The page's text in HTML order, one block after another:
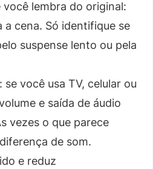
lembra do original:
a cena. Só identifique se
suspense lento ou pela
você usa TV, celular ou
e saída de áudio
vezes o que parece
de som.
e reduz